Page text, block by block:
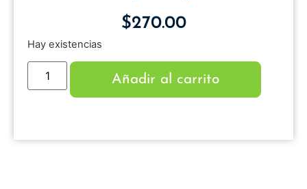
$270.00
Hay existencias
Añadir al carrito